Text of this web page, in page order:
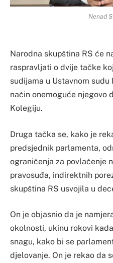
Nenad
Narodna skupština RS će
raspravljati o dvije tačke
sudijama u Ustavnom sudu
način onemoguće njegovo
Kolegiju.
Druga tačka se, kako je
predsjednik parlamenta,
ograničenja za povlačenje
pravosuđa, indirektnih
skupština RS usvojila u
On je objasnio da je
okolnosti, ukinu rokovi
snagu, kako bi se
djelovanje. On je rekao da